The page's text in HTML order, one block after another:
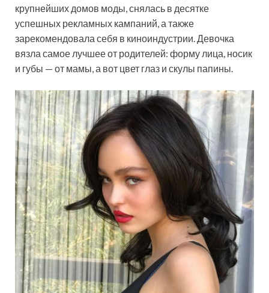
крупнейших домов моды, снялась в десятке
успешных рекламных кампаний, а также
зарекомендовала себя в киноиндустрии. Девочка
вязла самое лучшее от родителей: форму лица, носик
и губы — от мамы, а вот цвет глаз и скулы папины.